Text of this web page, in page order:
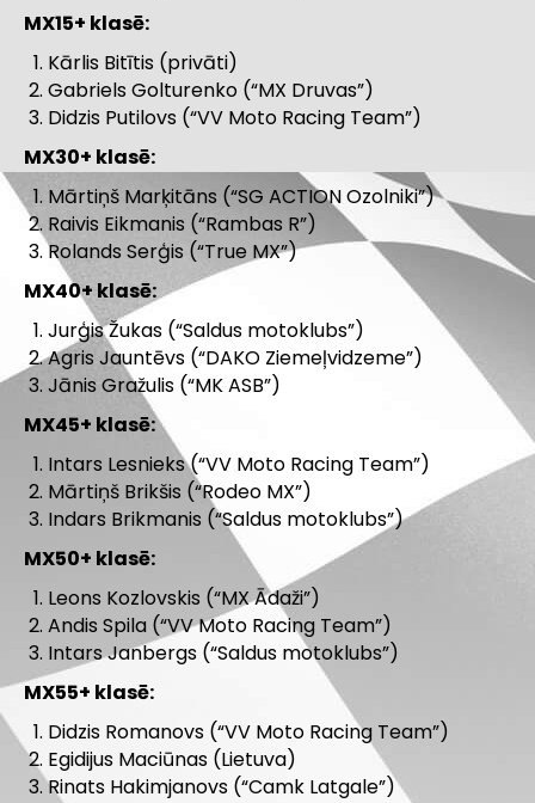
MX15+ klasē:
Kārlis Bitītis (privāti)
Gabriels Golturenko (“MX Druvas”)
Didzis Putilovs (“VV Moto Racing Team”)
MX30+ klasē:
Mārtiņš Marķitāns (“SG ACTION Ozolniki”)
Raivis Eikmanis (“Rambas R”)
Rolands Serģis (“True MX”)
MX40+ klasē:
Jurģis Žukas (“Saldus motoklubs”)
Agris Jauntēvs (“DAKO Ziemeļvidzeme”)
Jānis Gražulis (“MK ASB”)
MX45+ klasē:
Intars Lesnieks (“VV Moto Racing Team”)
Mārtiņš Brikšis (“Rodeo MX”)
Indars Brikmanis (“Saldus motoklubs”)
MX50+ klasē:
Leons Kozlovskis (“MX Ādaži”)
Andis Spila (“VV Moto Racing Team”)
Intars Janbergs (“Saldus motoklubs”)
MX55+ klasē:
Didzis Romanovs (“VV Moto Racing Team”)
Egidijus Maciūnas (Lietuva)
Rinats Hakimjanovs (“Camk Latgale”)